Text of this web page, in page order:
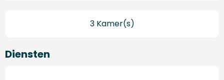
3 Kamer(s)
Diensten